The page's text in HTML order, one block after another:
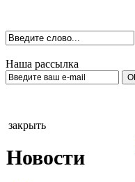
Наша рассылка
закрыть
Новости